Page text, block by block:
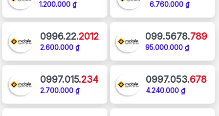
1.200.000 ₫ 6.760.000 ₫
0996.22.2012
2.600.000 ₫
099.5678.789
95.000.000 ₫
0997.015.234
2.700.000 ₫
0997.053.678
4.240.000 ₫